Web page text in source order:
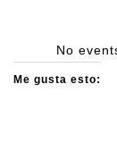
No
Me gusta esto: